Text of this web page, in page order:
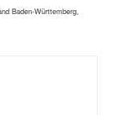
Baden-Württemberg,